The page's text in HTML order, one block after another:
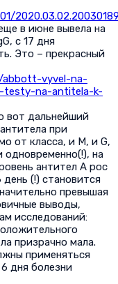
в июне вывела на
с 17 дня
Это – прекрасный
vyvel-na-
testy-na-antitela-k-
вот дальнейший
при
от класса, и М, и G,
одновременно(!), на
антител А рос
(!) становится
превышая
выводы,
исследований:
призрачно мала.
применяться
дня болезни